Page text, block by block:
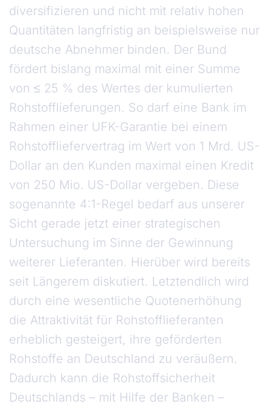
diversifizieren und nicht mit relativ hohen
Quantitäten langfristig an beispielsweise nur
deutsche Abnehmer binden. Der Bund
fördert bislang maximal mit einer Summe
von ≤ 25 % des Wertes der kumulierten
Rohstofflieferungen. So darf eine Bank im
Rahmen einer UFK-Garantie bei einem
Rohstoffliefervertrag im Wert von 1 Mrd. US-
Dollar an den Kunden maximal einen Kredit
von 250 Mio. US-Dollar vergeben. Diese
sogenannte 4:1-Regel bedarf aus unserer
Sicht gerade jetzt einer strategischen
Untersuchung im Sinne der Gewinnung
weiterer Lieferanten. Hierüber wird bereits
seit Längerem diskutiert. Letztendlich wird
durch eine wesentliche Quotenerhöhung
die Attraktivität für Rohstofflieferanten
erheblich gesteigert, ihre geförderten
Rohstoffe an Deutschland zu veräußern.
Dadurch kann die Rohstoffsicherheit
Deutschlands – mit Hilfe der Banken –